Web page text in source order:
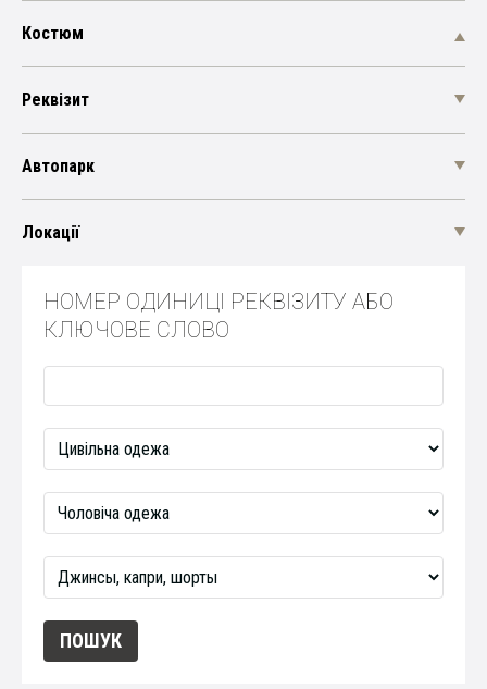
Костюм
Реквізит
Автопарк
Локації
НОМЕР ОДИНИЦІ РЕКВІЗИТУ АБО
КЛЮЧОВЕ СЛОВО